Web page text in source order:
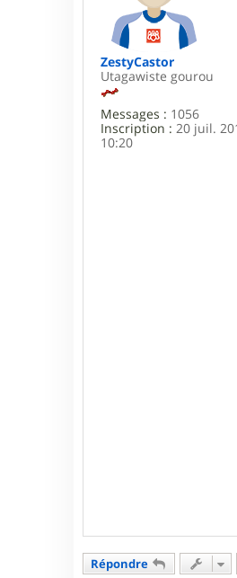
ZestyCastor
Utagawiste gourou
Messages : 1056
Inscription : 20 juil.
10:20
Répondre